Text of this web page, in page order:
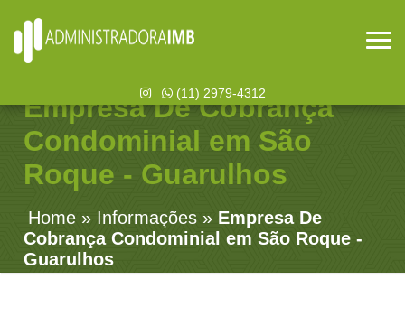
(11) 2979-4312
Empresa De Cobrança
Condominial em São
Roque - Guarulhos
Home » Informações » Empresa De
Cobrança Condominial em São Roque -
Guarulhos